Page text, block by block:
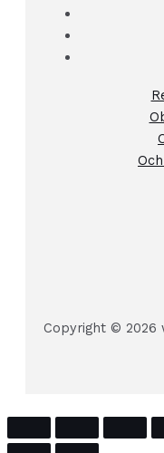
Copyright © 2026